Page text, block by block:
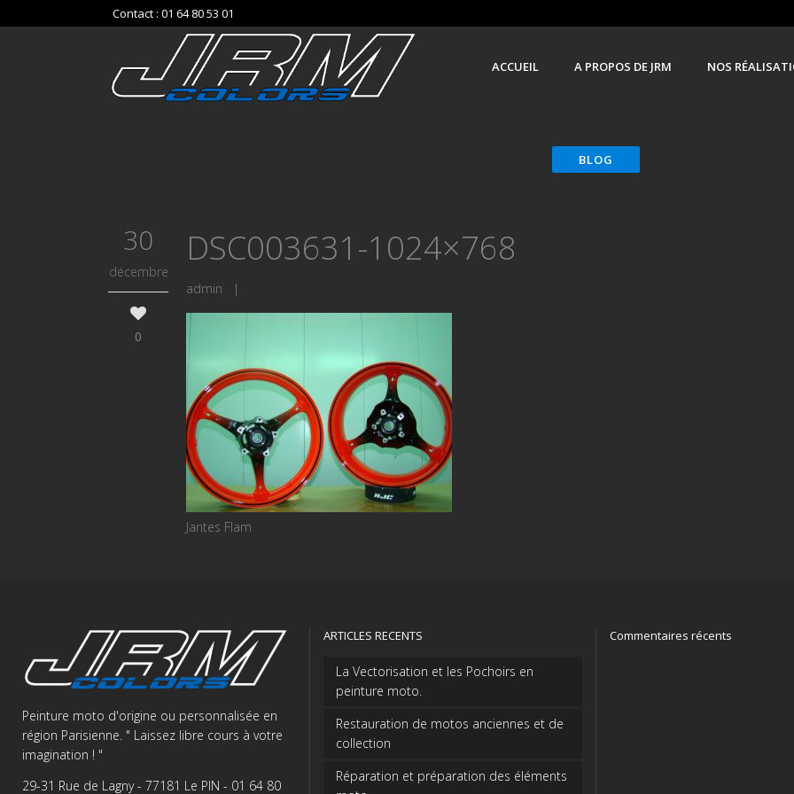
Contact : 01 64 80 53 01
ACCUEIL A PROPOS DE JRM NOS
30
décembre
0
DSC003631-1024×768
admin |
Jantes Flam
Peinture moto d'origine ou personnalisée en
région Parisienne. " Laissez libre cours à votre
imagination ! "
29-31 Rue de Lagny - 77181 Le PIN - 01 64 80
ARTICLES RECENTS
La Vectorisation et les Pochoirs en
peinture moto.
Restauration de motos anciennes et de
collection
Réparation et préparation des éléments
Commentaires récents